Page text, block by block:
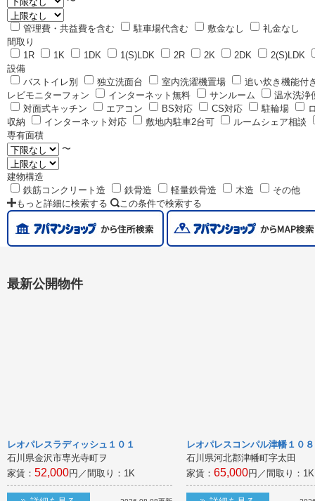
管理費・共益費を含む 駐車場代含む 敷金なし
礼金なし
間取り
1R
1K 1DK 1(S)LDK 2R 2K 2DK
2(S)LDK
設備
バストイレ別
独立洗面台 室内洗濯機置場
追い炊き機能付
レビモニターフォン
インターネット無料 サンルーム
温水洗浄
対面式キッチン
エアコン BS対応 CS対応 駐輪場
収納
インターネット対応 敷地内駐車2台可
ルームシェア相談
専有面積
〜
建物構造
鉄筋コンクリート造
鉄骨造 軽量鉄骨造 木造
その他
もっと詳細に検索する
この条件で検索する
最新公開物件
レオパレスラディッシュ１０１
石川県金沢市専光寺町ヲ
家賃： 52,000円／間取り： 1K
レオパレスコンパル津幡１０８
石川県河北郡津幡町字太田
家賃： 65,000円／間取り： 1K